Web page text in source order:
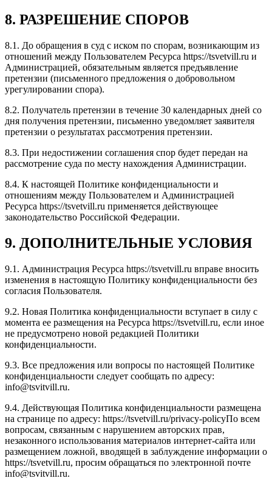
8. РАЗРЕШЕНИЕ СПОРОВ
8.1. До обращения в суд с иском по спорам, возникающим из
отношений между Пользователем Ресурса https://tsvetvill.ru и
Администрацией, обязательным является предъявление
претензии (письменного предложения о добровольном
урегулировании спора).
8.2. Получатель претензии в течение 30 календарных дней со
дня получения претензии, письменно уведомляет заявителя
претензии о результатах рассмотрения претензии.
8.3. При недостижении соглашения спор будет передан на
рассмотрение суда по месту нахождения Администрации.
8.4. К настоящей Политике конфиденциальности и
отношениям между Пользователем и Администрацией
Ресурса https://tsvetvill.ru применяется действующее
законодательство Российской Федерации.
9. ДОПОЛНИТЕЛЬНЫЕ УСЛОВИЯ
9.1. Администрация Ресурса https://tsvetvill.ru вправе вносить
изменения в настоящую Политику конфиденциальности без
согласия Пользователя.
9.2. Новая Политика конфиденциальности вступает в силу с
момента ее размещения на Ресурса https://tsvetvill.ru, если иное
не предусмотрено новой редакцией Политики
конфиденциальности.
9.3. Все предложения или вопросы по настоящей Политике
конфиденциальности следует сообщать по адресу:
info@tsvitvill.ru.
9.4. Действующая Политика конфиденциальности размещена
на странице по адресу: https://tsvetvill.ru/privacy-policyПо всем
вопросам, связанным с нарушением авторских прав,
незаконного использования материалов интернет-сайта или
размещением ложной, вводящей в заблуждение информации о
https://tsvetvill.ru, просим обращаться по электронной почте
info@tsvitvill.ru.